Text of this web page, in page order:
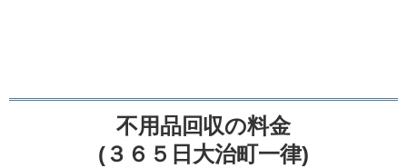
不用品回収の料金
(３６５日大治町一律)